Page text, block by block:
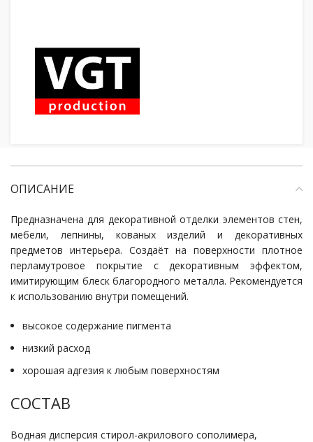
ОПИСАНИЕ
Предназначена для декоративной отделки элементов стен,
мебели, лепнины, кованых изделий и декоративных
предметов интерьера. Создаёт на поверхности плотное
перламутровое покрытие с декоративным эффектом,
имитирующим блеск благородного металла. Рекомендуется
к использованию внутри помещений.
высокое содержание пигмента
низкий расход
хорошая адгезия к любым поверхностям
СОСТАВ
Водная дисперсия стирол-акрилового сополимера,